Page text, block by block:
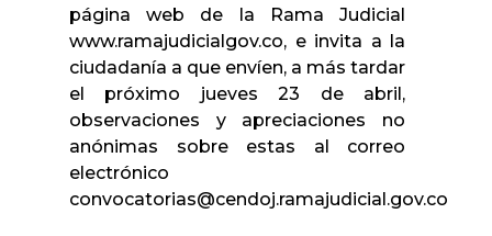
página web de la Rama Judicial
www.ramajudicialgov.co, e invita a la
ciudadanía a que envíen, a más tardar
el próximo jueves 23 de abril,
observaciones y apreciaciones no
anónimas sobre estas al correo
electrónico
convocatorias@cendoj.ramajudicial.gov.co